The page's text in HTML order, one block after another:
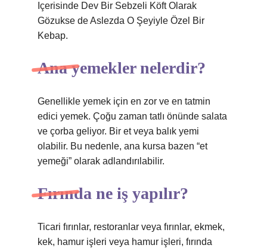
Içerisinde Dev Bir Sebzeli Köft Olarak
Gözukse de Aslezda O Şeyiyle Özel Bir
Kebap.
Ana yemekler nelerdir?
Genellikle yemek için en zor ve en tatmin
edici yemek. Çoğu zaman tatlı önünde salata
ve çorba geliyor. Bir et veya balık yemi
olabilir. Bu nedenle, ana kursa bazen “et
yemeği” olarak adlandırılabilir.
Fırında ne iş yapılır?
Ticari fırınlar, restoranlar veya fırınlar, ekmek,
kek, hamur işleri veya hamur işleri, fırında